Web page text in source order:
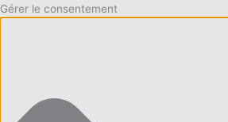
Gérer le consentement